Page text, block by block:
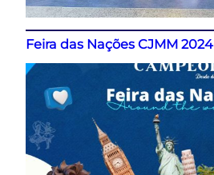
Feira das Nações CJMM 2024